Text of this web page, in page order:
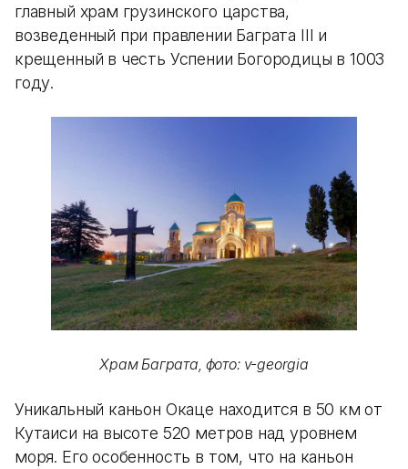
главный храм грузинского царства,
возведенный при правлении Баграта III и
крещенный в честь Успении Богородицы в 1003
году.
Храм Баграта, фото: v-georgia
Уникальный каньон Окаце находится в 50 км от
Кутаиси на высоте 520 метров над уровнем
моря. Его особенность в том, что на каньон